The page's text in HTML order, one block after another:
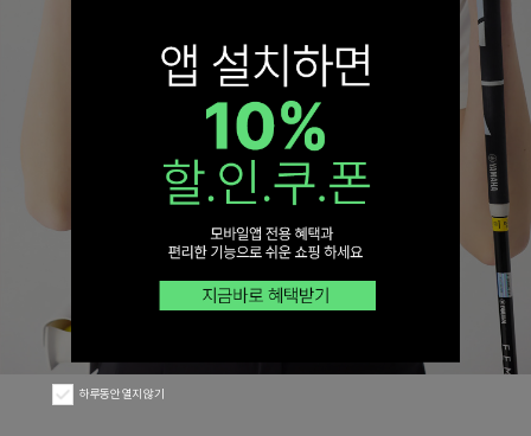
하루동안 열지 않기